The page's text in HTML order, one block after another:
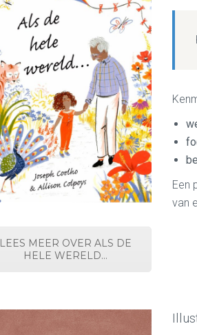
LEES MEER OVER ALS DE
HELE WERELD...
Een
van